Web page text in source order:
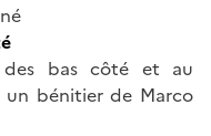
des bas côté et au
un bénitier de Marco